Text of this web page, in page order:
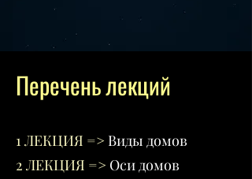
Перечень лекций
1 ЛЕКЦИЯ => Виды домов
2 ЛЕКЦИЯ => Оси домов